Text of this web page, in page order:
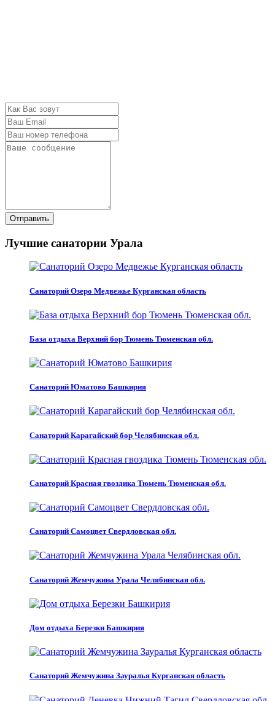
Отправить
Лучшие санатории Урала
Санаторий Озеро Медвежье Курганская область
База отдыха Верхний бор Тюмень Тюменская обл.
Санаторий Юматово Башкирия
Санаторий Карагайский бор Челябинская обл.
Санаторий Красная гвоздика Тюмень Тюменская обл.
Санаторий Самоцвет Свердловская обл.
Санаторий Жемчужина Урала Челябинская обл.
Дом отдыха Березки Башкирия
Санаторий Жемчужина Зауралья Курганская область